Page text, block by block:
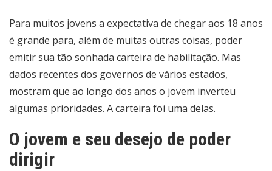
Para muitos jovens a expectativa de chegar aos 18 anos
é grande para, além de muitas outras coisas, poder
emitir sua tão sonhada carteira de habilitação. Mas
dados recentes dos governos de vários estados,
mostram que ao longo dos anos o jovem inverteu
algumas prioridades. A carteira foi uma delas.
O jovem e seu desejo de poder
dirigir